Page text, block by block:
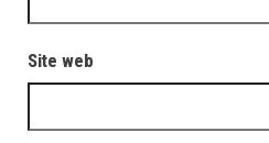
Site web